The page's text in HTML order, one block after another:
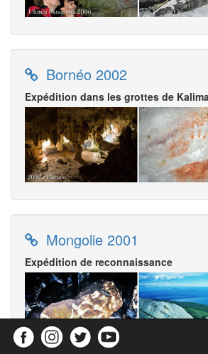
Bornéo 2002
Expédition dans les grottes de
Mongolie 2001
Expédition de reconnaissance